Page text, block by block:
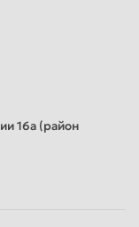
16а (район